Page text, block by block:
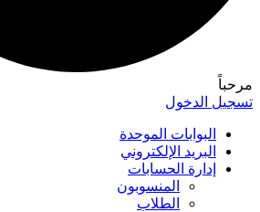
مرحباً
تسجيل الدخول
البوابات الموحدة
البريد الإلكتروني
إدارة الحسابات
المنسوبون
الطلاب